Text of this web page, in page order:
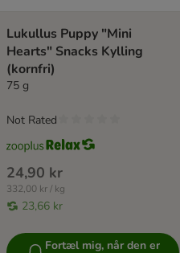
Lukullus Puppy "Mini
Hearts" Snacks Kylling
(kornfri)
75 g
24,90 kr
332,00 kr / kg
23,66 kr
Not Rated
Fortæl mig, når den er